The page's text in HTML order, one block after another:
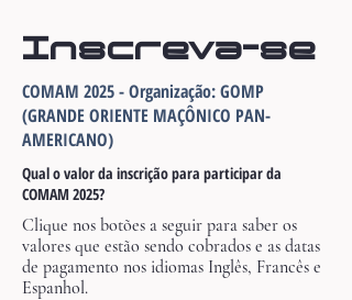
Inscreva-se
COMAM 2025 - Organização: GOMP
(GRANDE ORIENTE MAÇÔNICO PAN-
AMERICANO)
Qual o valor da inscrição para participar da
COMAM 2025?
Clique nos botões a seguir para saber os
valores que estão sendo cobrados e as datas
de pagamento nos idiomas Inglês, Francês e
Espanhol.